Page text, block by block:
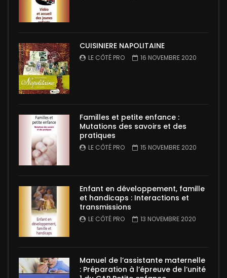
CUISINIERE NAPOLITAINE
LE CÔTÉ PRO 16 NOVEMBRE 2020
Familles et petite enfance :
Mutations des savoirs et des
pratiques
LE CÔTÉ PRO 15 NOVEMBRE 2020
Enfant en développement, famille
et handicaps : Interactions et
transmissions
LE CÔTÉ PRO 13 NOVEMBRE 2020
Manuel de l’assistante maternelle
: Préparation à l’épreuve de l’unité